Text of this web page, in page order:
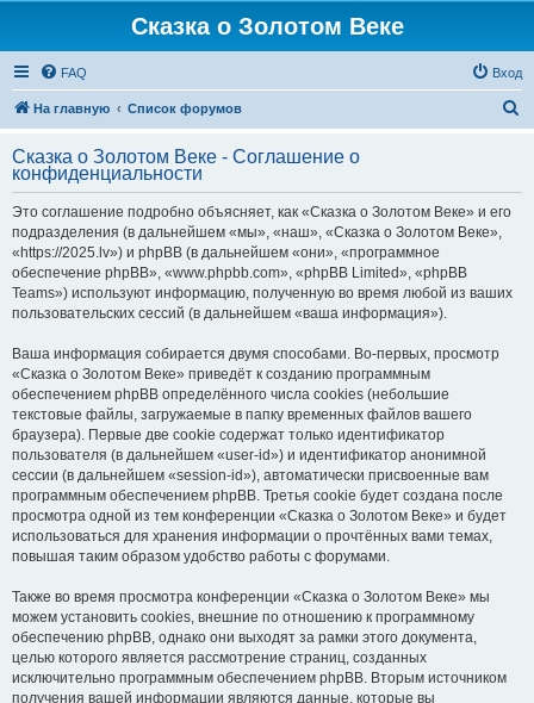
Сказка о Золотом Веке
FAQ Вход
На главную Список форумов
с
Сказка о Золотом Веке - Соглашение о
конфиденциальности
Это соглашение подробно объясняет, как «Сказка о Золотом Веке» и его
подразделения (в дальнейшем «мы», «наш», «Сказка о Золотом Веке»,
«https://2025.lv») и phpBB (в дальнейшем «они», «программное
обеспечение phpBB», «www.phpbb.com», «phpBB Limited», «phpBB
Teams») используют информацию, полученную во время любой из ваших
пользовательских сессий (в дальнейшем «ваша информация»).
Ваша информация собирается двумя способами. Во-первых, просмотр
«Сказка о Золотом Веке» приведёт к созданию программным
обеспечением phpBB определённого числа cookies (небольшие
текстовые файлы, загружаемые в папку временных файлов вашего
браузера). Первые две cookie содержат только идентификатор
пользователя (в дальнейшем «user-id») и идентификатор анонимной
сессии (в дальнейшем «session-id»), автоматически присвоенные вам
программным обеспечением phpBB. Третья cookie будет создана после
просмотра одной из тем конференции «Сказка о Золотом Веке» и будет
использоваться для хранения информации о прочтённых вами темах,
повышая таким образом удобство работы с форумами.
Также во время просмотра конференции «Сказка о Золотом Веке» мы
можем установить cookies, внешние по отношению к программному
обеспечению phpBB, однако они выходят за рамки этого документа,
целью которого является рассмотрение страниц, созданных
исключительно программным обеспечением phpBB. Вторым источником
получения вашей информации являются данные, которые вы